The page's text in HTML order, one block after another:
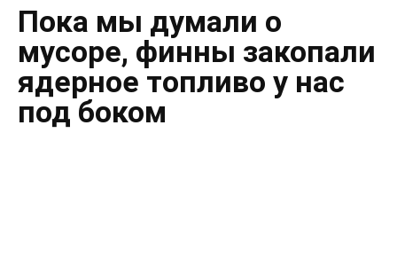
Пока мы думали о
мусоре, финны закопали
ядерное топливо у нас
под боком